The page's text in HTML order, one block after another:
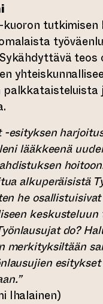
kuoron
teos
palkkataisteluista
-esityksen
lääkkeenä
alkuperäisistä
he osallistuisivat
keskusteluun
do?
merkityksiltään
Ihalainen)